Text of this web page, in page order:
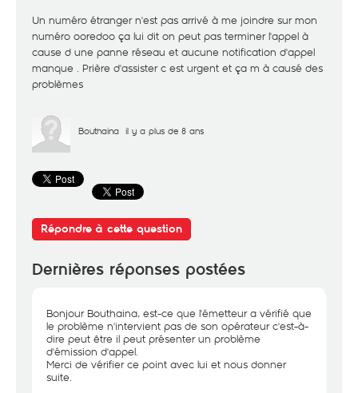
Un numéro étranger n'est pas arrivé à me joindre sur mon
numéro ooredoo ça lui dit on peut pas terminer l'appel à
cause d une panne réseau et aucune notification d'appel
manque . Prière d'assister c est urgent et ça m à causé des
problèmes
Bouthaina il y a plus de 8 ans
Répondre à cette question
Dernières réponses postées
Bonjour Bouthaina, est-ce que l'émetteur a vérifié que
le problème n'intervient pas de son opérateur c'est-à-
dire peut être il peut présenter un problème
d'émission d'appel.
Merci de vérifier ce point avec lui et nous donner
suite.